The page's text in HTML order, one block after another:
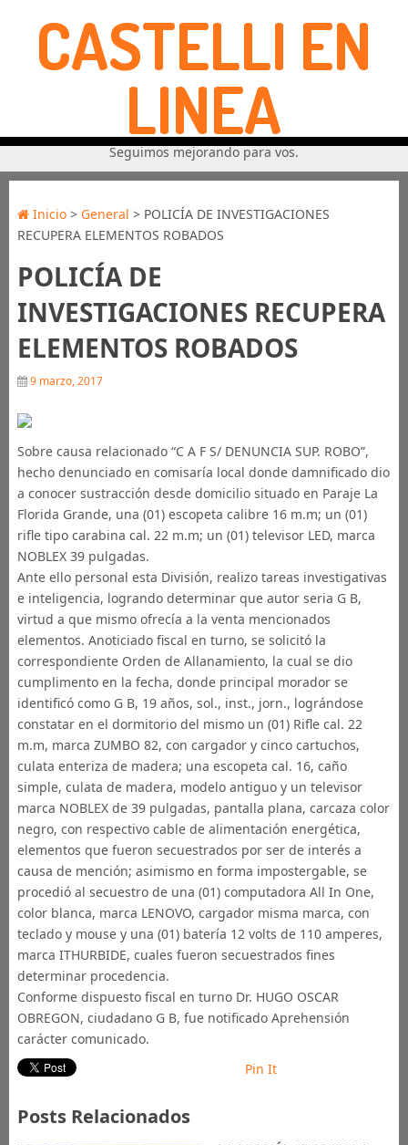
CASTELLI EN
LINEA
Seguimos mejorando para vos.
Inicio> General > POLICÍA DE INVESTIGACIONES
RECUPERA ELEMENTOS ROBADOS
POLICÍA DE
INVESTIGACIONES RECUPERA
ELEMENTOS ROBADOS
9 marzo, 2017
Sobre causa relacionado “C A F S/ DENUNCIA SUP. ROBO”,
hecho denunciado en comisaría local donde damnificado dio
a conocer sustracción desde domicilio situado en Paraje La
Florida Grande, una (01) escopeta calibre 16 m.m; un (01)
rifle tipo carabina cal. 22 m.m; un (01) televisor LED, marca
NOBLEX 39 pulgadas.
Ante ello personal esta División, realizo tareas investigativas
e inteligencia, logrando determinar que autor seria G B,
virtud a que mismo ofrecía a la venta mencionados
elementos. Anoticiado fiscal en turno, se solicitó la
correspondiente Orden de Allanamiento, la cual se dio
cumplimento en la fecha, donde principal morador se
identificó como G B, 19 años, sol., inst., jorn., lográndose
constatar en el dormitorio del mismo un (01) Rifle cal. 22
m.m, marca ZUMBO 82, con cargador y cinco cartuchos,
culata enteriza de madera; una escopeta cal. 16, caño
simple, culata de madera, modelo antiguo y un televisor
marca NOBLEX de 39 pulgadas, pantalla plana, carcaza color
negro, con respectivo cable de alimentación energética,
elementos que fueron secuestrados por ser de interés a
causa de mención; asimismo en forma impostergable, se
procedió al secuestro de una (01) computadora All In One,
color blanca, marca LENOVO, cargador misma marca, con
teclado y mouse y una (01) batería 12 volts de 110 amperes,
marca ITHURBIDE, cuales fueron secuestrados fines
determinar procedencia.
Conforme dispuesto fiscal en turno Dr. HUGO OSCAR
OBREGON, ciudadano G B, fue notificado Aprehensión
carácter comunicado.
Pin It
Posts Relacionados